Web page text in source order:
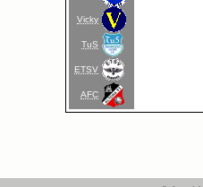
Vicky
TuS
ETSV
AFC